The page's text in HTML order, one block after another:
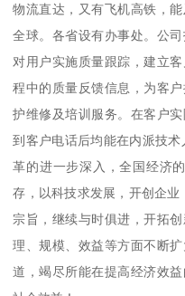
物流直达，又有飞机高铁，
全球。各省设有办事处。公
对用户实施质量跟踪，建立
程中的质量反馈信息，为客
护维修及培训服务。在客户
到客户电话后均能在内派技
革的进一步深入，全国经济
存，以科技求发展，开创企
宗旨，继续与时俱进，开拓
理、规模、效益等方面不断
道，竭尽所能在提高经济效